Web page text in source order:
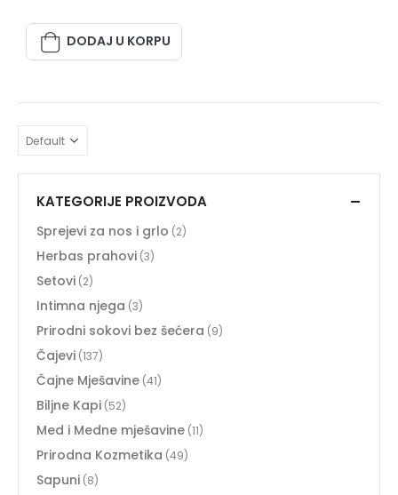
DODAJ U KORPU
KATEGORIJE PROIZVODA
Sprejevi za nos i grlo (2)
Herbas prahovi (3)
Setovi (2)
Intimna njega (3)
Prirodni sokovi bez šećera (9)
Čajevi (137)
Čajne Mješavine (41)
Biljne Kapi (52)
Med i Medne mješavine (11)
Prirodna Kozmetika (49)
Sapuni (8)